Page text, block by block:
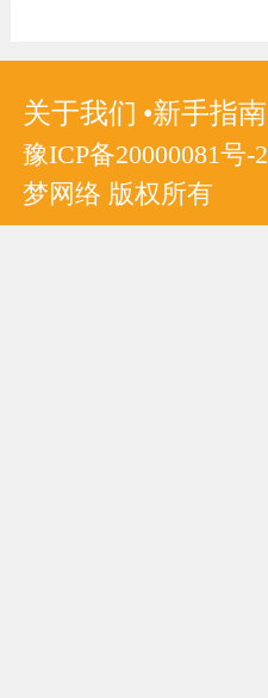
关于我们 新手指南
豫ICP备20000081号-2
梦网络 版权所有